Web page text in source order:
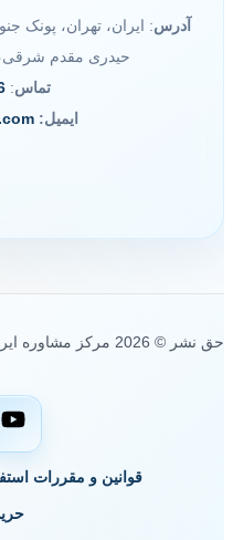
آدرس: ایران، تهران، پونک
حیدری مقدم شرقی، پلاک 13، طبقه
تماس:
ایمیل:
حق نشر © 2026 مرکز مشاوره ایران گواه | طراحی و توسعه: محمد طاهری
قوانین و مقررات